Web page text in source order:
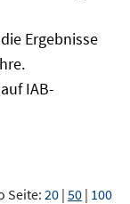
Ergebnisse
IAB-
Seite:20 | 50 | 100